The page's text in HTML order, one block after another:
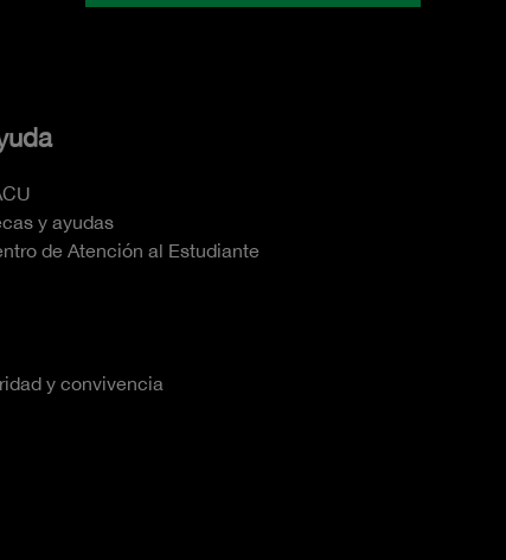
y ayudas
de Atención al Estudiante
y convivencia